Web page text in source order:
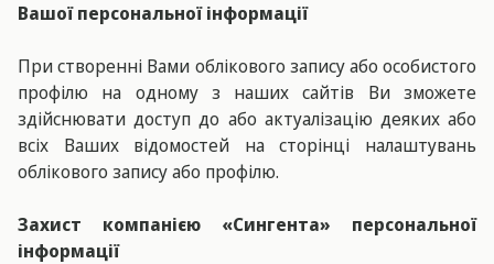
Вашої персональної інформації
При створенні Вами облікового запису або особистого
профілю на одному з наших сайтів Ви зможете
здійснювати доступ до або актуалізацію деяких або
всіх Ваших відомостей на сторінці налаштувань
облікового запису або профілю.
Захист компанією «Сингента» персональної
інформації